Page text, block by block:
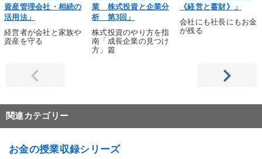
資産管理会社・相続の
活用法」
経営者が会社と家族や
資産を守る
業 株式投資と企業分
析 第3回」
株式投資のやり方を指
南「成長企業の見つけ
方」篇
《経営と蓄財》」
会社にも社長にもお金
が残る
関連カテゴリー
お金の授業収録シリーズ